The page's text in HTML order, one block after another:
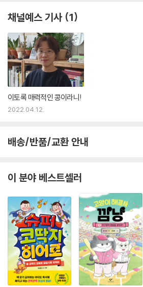
채널예스 기사 1
이토록 매력적인 콩이라니!
2022.04.12.
배송/반품/교환 안내
이 분야 베스트셀러